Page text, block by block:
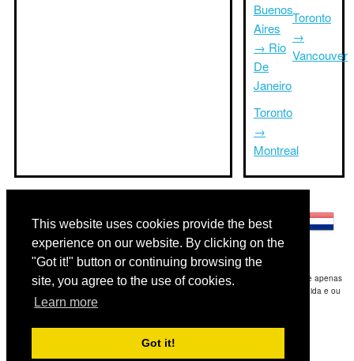
This website uses cookies provide the best
experience on our website. By clicking on the
"Got it!" button or continuing browsing the
site, you agree to the use of cookies.
Learn more
Got it!
Buenos
Aires
→ Rio
De
Janeiro
Toronto
→
Montreal
Toronto
→
Vancouver
Disclaimer: As informações apresentadas neste site é a nossa melhor estimativa e apenas
para sua referência.Triptimeto.com não se responsabiliza por qualquer atraso de ida e ou
consequentes danos / resultou das informações fornecidas.
Copyright 2015-2026
Contact Usfor feedback.